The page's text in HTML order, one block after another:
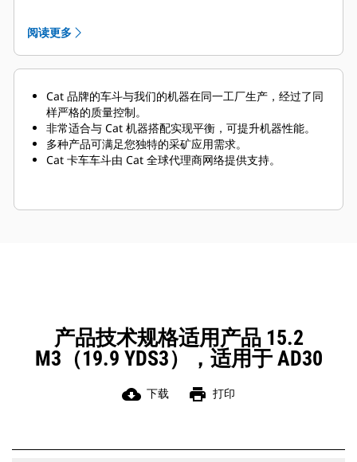
阅读更多
Cat 品牌的车斗与我们的机器在同一工厂生产，经过了同
样严格的质量控制。
非常适合与 Cat 机器搭配实现平衡，可提升机器性能。
多种产品可满足您独特的采矿应用需求。
Cat 卡车车斗由 Cat 全球代理商网络提供支持。
产品技术规格适用产品 15.2
M3（19.9 YDS3），适用于 AD30
cloud_download 下载 print 打印